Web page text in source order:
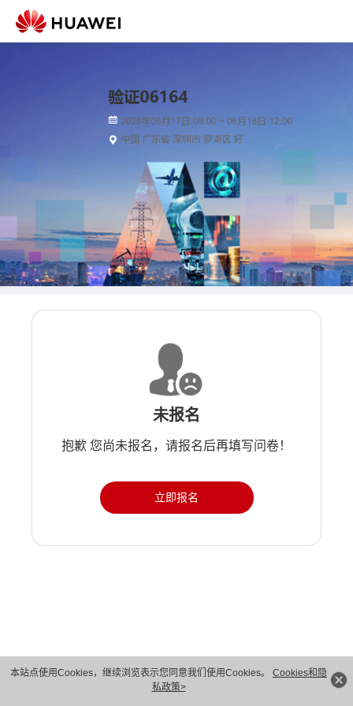
本站点使用Cookies，继续浏览表示您同意我们使用Cookies。 Cookies和隐
私政策>
未报名
抱歉 您尚未报名，请报名后再填写问卷！
立即报名
版权所有 © 华为技术有限公司 1998-2026。 保留一切权利。粤A2-20044005号
隐私保护
法律声明